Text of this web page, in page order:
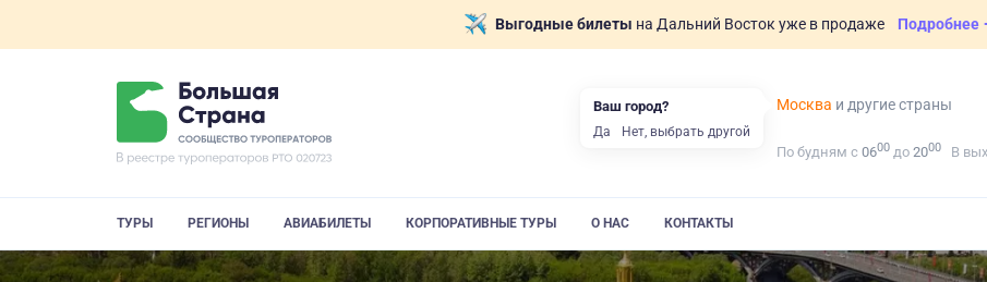
Выгодные билеты на Дальний Восток уже в продаже Подробнее
Москва и другие страны
По будням с 0600 до 2000 В
ТУРЫ РЕГИОНЫ АВИАБИЛЕТЫ КОРПОРАТИВНЫЕ ТУРЫ О НАС КОНТАКТЫ
Ваш город?
Да Нет, выбрать другой